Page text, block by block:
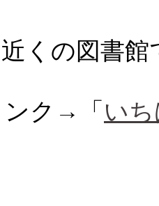
くの図書
ンク→「 い